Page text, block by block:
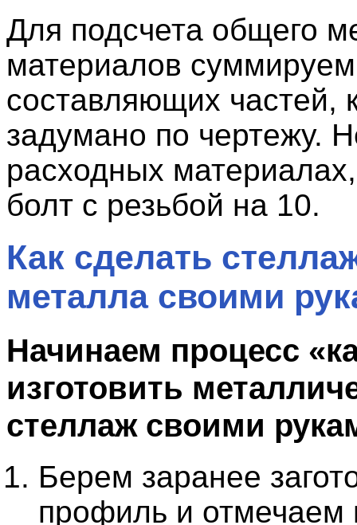
Для подсчета общего
материалов
составляющих частей,
задумано по чертежу.
расходных
болт с резьбой на 10.
Как сделать
металла своими
Начинаем процесс
изготовить
стеллаж своими
Берем заранее
профиль и отмечаем